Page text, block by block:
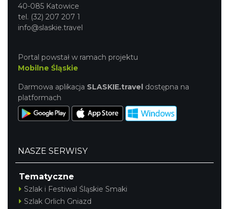
40-085 Katowice
tel. (32) 207 207 1
info@slaskie.travel
Portal powstał w ramach projektu
Mobilne Śląskie
Darmowa aplikacja SLASKIE.travel dostępna na
platformach
NASZE SERWISY
Tematyczne
Szlak i Festiwal Śląskie Smaki
Szlak Orlich Gniazd